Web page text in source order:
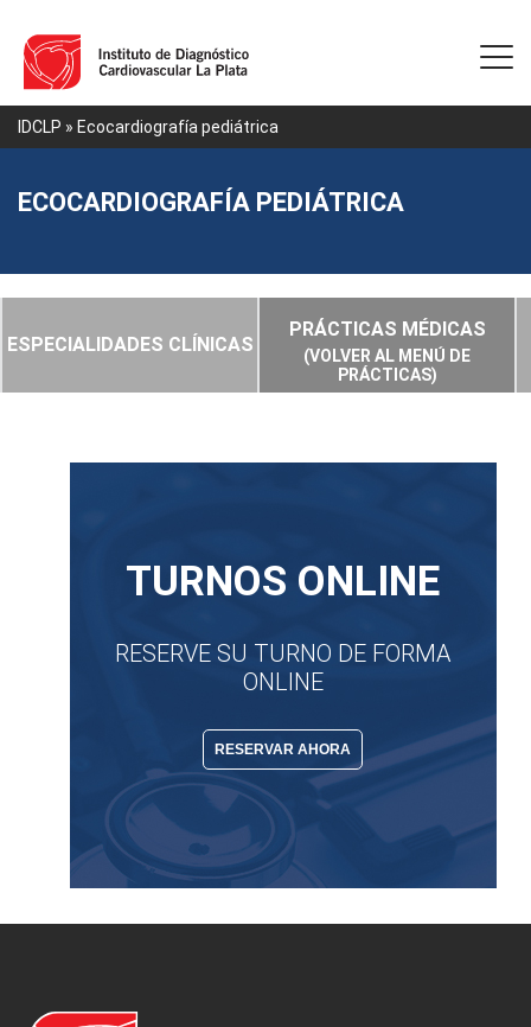
IDCLP » Ecocardiografía pediátrica
ECOCARDIOGRAFÍA PEDIÁTRICA
ESPECIALIDADES CLÍNICAS
PRÁCTICAS MÉDICAS
(VOLVER AL MENÚ DE
PRÁCTICAS)
TURNOS ONLINE
RESERVE SU TURNO DE FORMA
ONLINE
RESERVAR AHORA